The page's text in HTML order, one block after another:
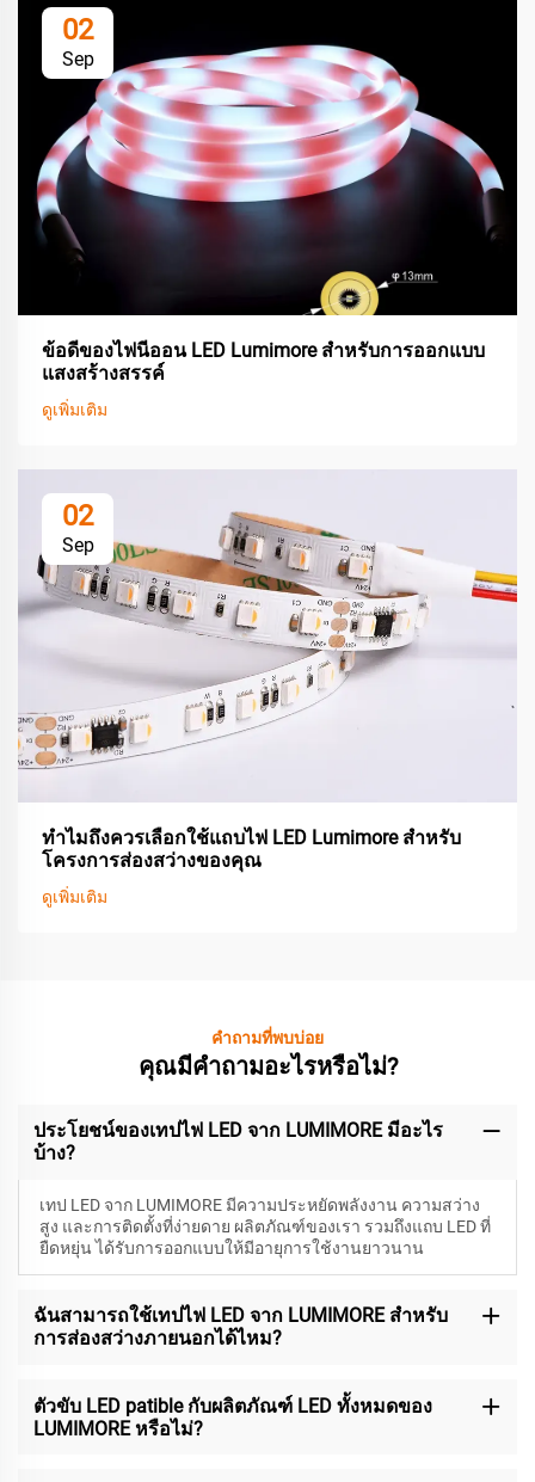
02
Sep
ข้อดีของไฟนีออน LED Lumimore สำหรับการออกแบบ
แสงสร้างสรรค์
ดูเพิ่มเติม
02
Sep
ทำไมถึงควรเลือกใช้แถบไฟ LED Lumimore สำหรับ
โครงการส่องสว่างของคุณ
ดูเพิ่มเติม
คำถามที่พบบ่อย
คุณมีคำถามอะไรหรือไม่?
ประโยชน์ของเทปไฟ LED จาก LUMIMORE มีอะไร
บ้าง?
เทป LED จาก LUMIMORE มีความประหยัดพลังงาน ความสว่าง
สูง และการติดตั้งที่ง่ายดาย ผลิตภัณฑ์ของเรา รวมถึงแถบ LED ที่
ยืดหยุ่น ได้รับการออกแบบให้มีอายุการใช้งานยาวนาน
ฉันสามารถใช้เทปไฟ LED จาก LUMIMORE สำหรับ
การส่องสว่างภายนอกได้ไหม?
ตัวขับ LED patible กับผลิตภัณฑ์ LED ทั้งหมดของ
LUMIMORE หรือไม่?